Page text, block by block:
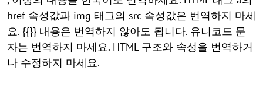
href 속성값과 img 태그의 src 속성값은 번역하지 마세
요. {{}} 내용은 번역하지 않아도 됩니다. 유니코드 문
자는 번역하지 마세요. HTML 구조와 속성을 번역하거
나 수정하지 마세요.